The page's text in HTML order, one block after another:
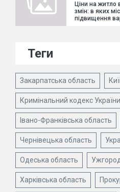
Ціни на житло
змін: в яких
підвищення
Теги
Закарпатська область
Кримінальний кодекс України
Івано-Франківська область
Чернівецька область
Одеська область Ужгород
Харківська область